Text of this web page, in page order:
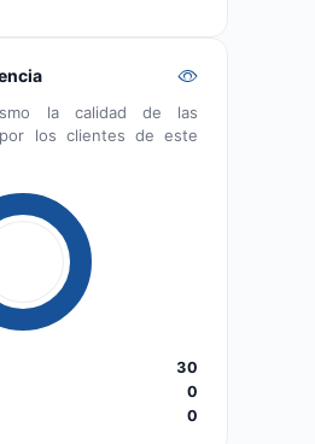
la calidad de las
los clientes de este
30
0
0